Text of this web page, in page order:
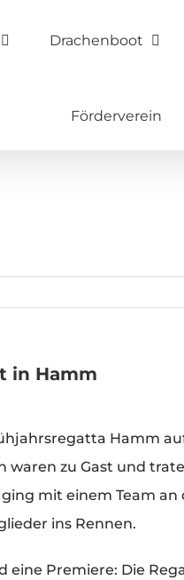
Drachenboot
Förderverein
in Hamm
Hamm
zu Gast und
mit einem Team
ins Rennen.
eine Premiere: Die